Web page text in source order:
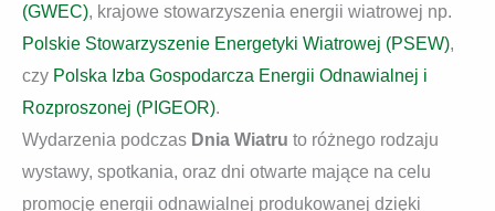
(GWEC), krajowe stowarzyszenia energii wiatrowej np.
Polskie Stowarzyszenie Energetyki Wiatrowej (PSEW),
czy Polska Izba Gospodarcza Energii Odnawialnej i
Rozproszonej (PIGEOR).
Wydarzenia podczas Dnia Wiatru to różnego rodzaju
wystawy, spotkania, oraz dni otwarte mające na celu
promocję energii odnawialnej produkowanej dzięki